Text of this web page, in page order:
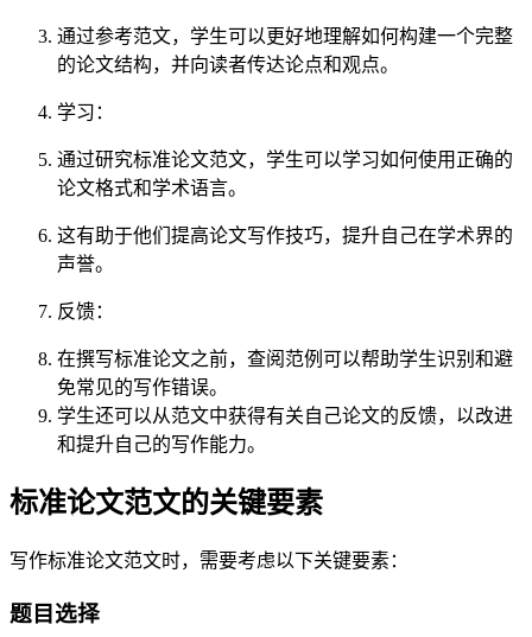
通过参考范文，学生可以更好地理解如何构建一个完整
的论文结构，并向读者传达论点和观点。
学习：
通过研究标准论文范文，学生可以学习如何使用正确的
论文格式和学术语言。
这有助于他们提高论文写作技巧，提升自己在学术界的
声誉。
反馈：
在撰写标准论文之前，查阅范例可以帮助学生识别和避
免常见的写作错误。
学生还可以从范文中获得有关自己论文的反馈，以改进
和提升自己的写作能力。
标准论文范文的关键要素
写作标准论文范文时，需要考虑以下关键要素：
题目选择